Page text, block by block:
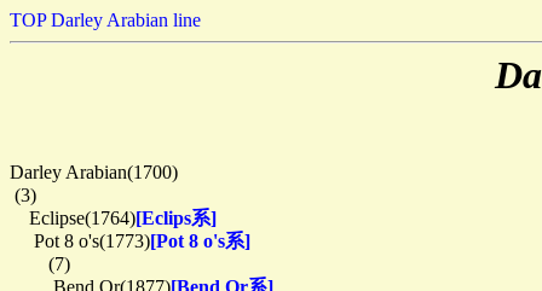
TOP Darley Arabian line
Darley Arabian(1700)
(3)
Eclipse(1764)[Eclips系]
Pot 8 o's(1773)[Pot 8 o's系]
(7)
Bend Or(1877)[Bend Or系]